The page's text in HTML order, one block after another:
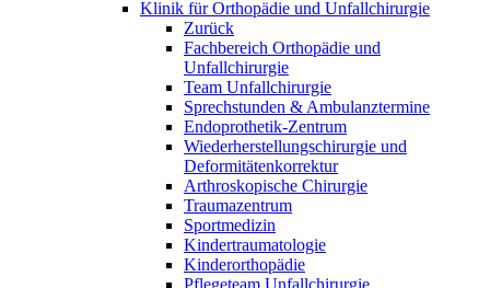
Klinik für Orthopädie und Unfallchirurgie
Zurück
Fachbereich Orthopädie und
Unfallchirurgie
Team Unfallchirurgie
Sprechstunden & Ambulanztermine
Endoprothetik-Zentrum
Wiederherstellungschirurgie und
Deformitätenkorrektur
Arthroskopische Chirurgie
Traumazentrum
Sportmedizin
Kindertraumatologie
Kinderorthopädie
Pflegeteam Unfallchirurgie